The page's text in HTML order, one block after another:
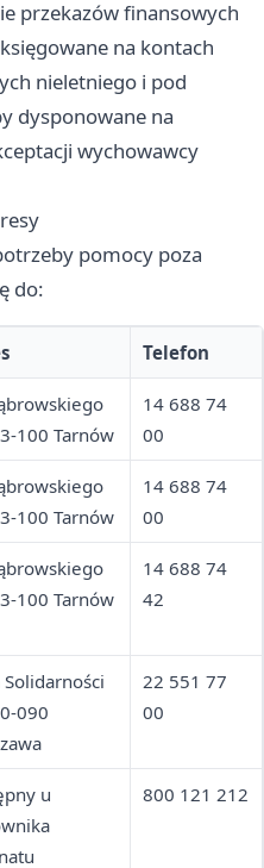
przekazów finansowych
na kontach
nieletniego i pod
dysponowane na
wychowawcy
pomocy poza
do:
Telefon
100 Tarnów
14 688 74
00
100 Tarnów
14 688 74
00
100 Tarnów
14 688 74
42
090
22 551 77
00
u
800 121 212